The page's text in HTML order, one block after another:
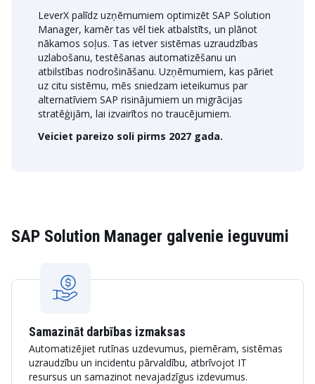
LeverX palīdz uzņēmumiem optimizēt SAP Solution
Manager, kamēr tas vēl tiek atbalstīts, un plānot
nākamos soļus. Tas ietver sistēmas uzraudzības
uzlabošanu, testēšanas automatizēšanu un
atbilstības nodrošināšanu. Uzņēmumiem, kas pāriet
uz citu sistēmu, mēs sniedzam ieteikumus par
alternatīviem SAP risinājumiem un migrācijas
stratēģijām, lai izvairītos no traucējumiem.
Veiciet pareizo soli pirms 2027 gada.
SAP Solution Manager galvenie ieguvumi
Samazināt darbības izmaksas
Automatizējiet rutīnas uzdevumus, piemēram, sistēmas
uzraudzību un incidentu pārvaldību, atbrīvojot IT
resursus un samazinot nevajadzīgus izdevumus.